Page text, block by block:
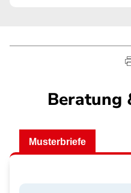
Beratung
Musterbriefe